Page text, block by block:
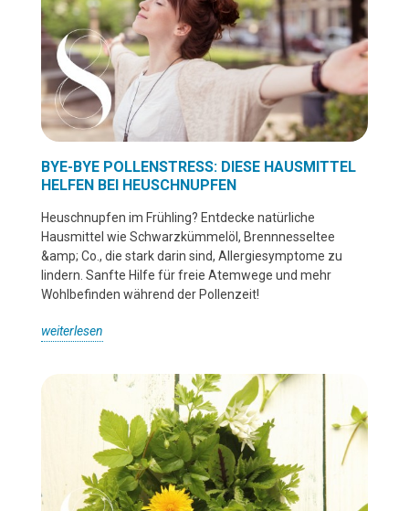
BYE-BYE POLLENSTRESS: DIESE HAUSMITTEL
HELFEN BEI HEUSCHNUPFEN
Heuschnupfen im Frühling? Entdecke natürliche
Hausmittel wie Schwarzkümmelöl, Brennnesseltee
&amp; Co., die stark darin sind, Allergiesymptome zu
lindern. Sanfte Hilfe für freie Atemwege und mehr
Wohlbefinden während der Pollenzeit!
weiterlesen